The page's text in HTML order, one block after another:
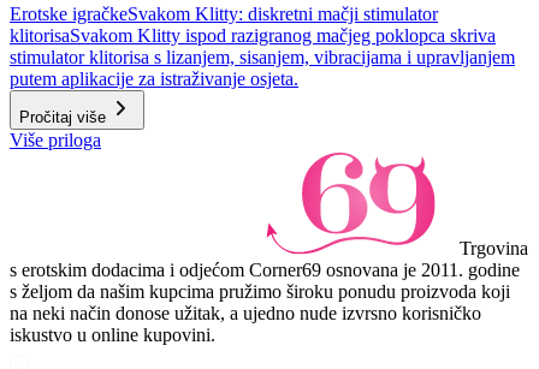
Erotske igračkeSvakom Klitty: diskretni mačji stimulator
klitorisaSvakom Klitty ispod razigranog mačjeg poklopca skriva
stimulator klitorisa s lizanjem, sisanjem, vibracijama i upravljanjem
putem aplikacije za istraživanje osjeta.
Pročitaj više
Više priloga
Trgovina
s erotskim dodacima i odjećom Corner69 osnovana je 2011. godine
s željom da našim kupcima pružimo široku ponudu proizvoda koji
na neki način donose užitak, a ujedno nude izvrsno korisničko
iskustvo u online kupovini.